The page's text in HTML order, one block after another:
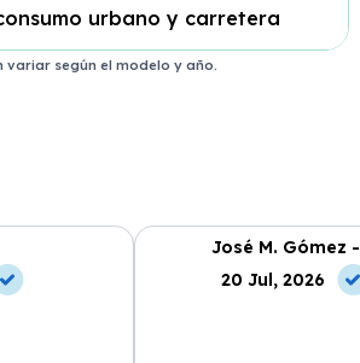
urbano y carretera
variar según el modelo y año.
José M. Gómez -
20 Jul, 2026